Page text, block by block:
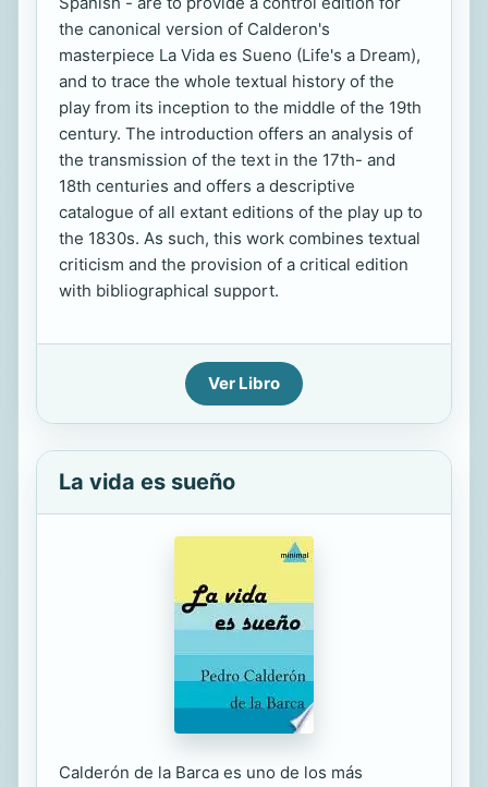
the canonical version of Calderon's
masterpiece La Vida es Sueno (Life's a Dream),
and to trace the whole textual history of the
play from its inception to the middle of the 19th
century. The introduction offers an analysis of
the transmission of the text in the 17th- and
18th centuries and offers a descriptive
catalogue of all extant editions of the play up to
the 1830s. As such, this work combines textual
criticism and the provision of a critical edition
with bibliographical support.
Ver Libro
La vida es sueño
Calderón de la Barca es uno de los más